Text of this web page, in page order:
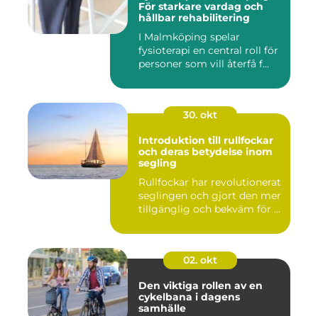
För starkare vardag och
hållbar rehabilitering
I Malmköping spelar
fysioterapi en central roll för
personer som vill återfå f...
30. okt
Introduktion till rullfockar
och deras betydelse inom
segling
Rullfockar har revolutionerat
seglingen och gjort den mer
tillgänglig och bekväm för ...
02. okt
Den viktiga rollen av en
cykelbana i dagens
samhälle